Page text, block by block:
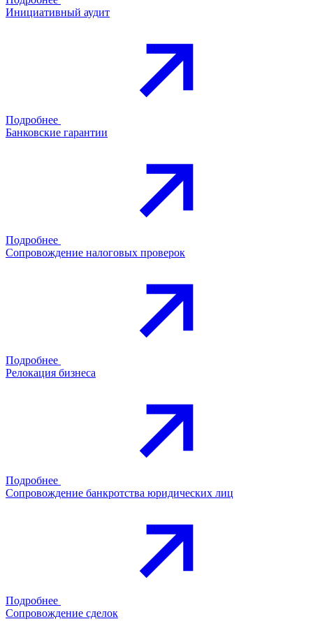
Инициативный аудит
Подробнее
Банковские гарантии
Подробнее
Сопровождение налоговых проверок
Подробнее
Релокация бизнеса
Подробнее
Сопровождение банкротства юридических лиц
Подробнее
Сопровождение сделок